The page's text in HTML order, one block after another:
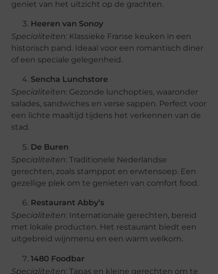
geniet van het uitzicht op de grachten.
Heeren van Sonoy
Specialiteiten: Klassieke Franse keuken in een
historisch pand. Ideaal voor een romantisch diner
of een speciale gelegenheid.
Sencha Lunchstore
Specialiteiten: Gezonde lunchopties, waaronder
salades, sandwiches en verse sappen. Perfect voor
een lichte maaltijd tijdens het verkennen van de
stad.
De Buren
Specialiteiten: Traditionele Nederlandse
gerechten, zoals stamppot en erwtensoep. Een
gezellige plek om te genieten van comfort food.
Restaurant Abby’s
Specialiteiten: Internationale gerechten, bereid
met lokale producten. Het restaurant biedt een
uitgebreid wijnmenu en een warm welkom.
1480 Foodbar
Specialiteiten: Tapas en kleine gerechten om te